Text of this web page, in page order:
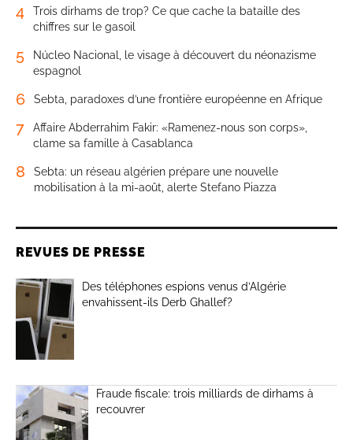
4
Trois dirhams de trop? Ce que cache la bataille des
chiffres sur le gasoil
5
Núcleo Nacional, le visage à découvert du néonazisme
espagnol
6 Sebta, paradoxes d’une frontière européenne en Afrique
7
Affaire Abderrahim Fakir: «Ramenez-nous son corps»,
clame sa famille à Casablanca
8
Sebta: un réseau algérien prépare une nouvelle
mobilisation à la mi-août, alerte Stefano Piazza
REVUES DE PRESSE
Des téléphones espions venus d’Algérie
envahissent-ils Derb Ghallef?
Fraude fiscale: trois milliards de dirhams à
recouvrer